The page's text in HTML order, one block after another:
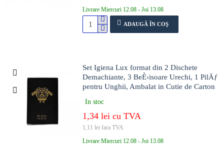
Livrare Miercuri 12.08 - Joi 13.08
ADAUGĂ ÎN COŞ
Set Igiena Lux format din 2 Dischete
Demachiante, 3 BeÈ›isoare Urechi, 1 PilÄƒ
pentru Unghii, Ambalat in Cutie de Carton
In stoc
1,34 lei cu TVA
1,11 lei fara TVA
Livrare Miercuri 12.08 - Joi 13.08